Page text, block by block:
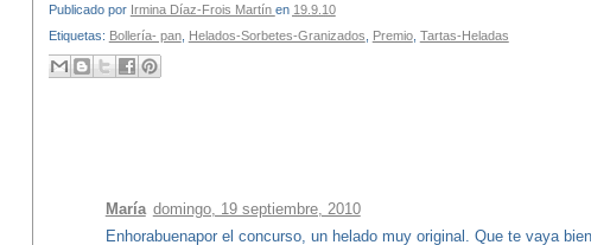
Publicado por Irmina Díaz-Frois Martín en 19.9.10
Etiquetas: Bollería- pan, Helados-Sorbetes-Granizados Premio, Tartas-Heladas
María domingo, 19 septiembre, 2010
Enhorabuenapor el concurso, un helado muy original. Que te vaya